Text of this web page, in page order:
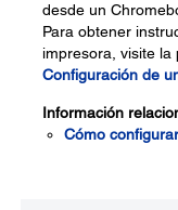
desde un
Para obtener
impresora, visite la
Configuración de
Información
Cómo